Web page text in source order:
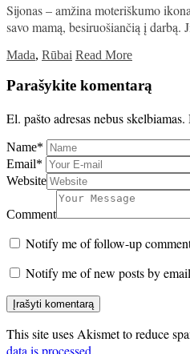
Sijonas – amžina moteriškumo
savo mamą, besiruošiančią į darbą.
Mada, Rūbai Read More
Parašykite komentarą
El. pašto adresas nebus skelbiamas.
Name*
Email*
Website
Comment
Notify me of follow-up
Notify me of new posts by
This site uses Akismet to reduce
data is processed.